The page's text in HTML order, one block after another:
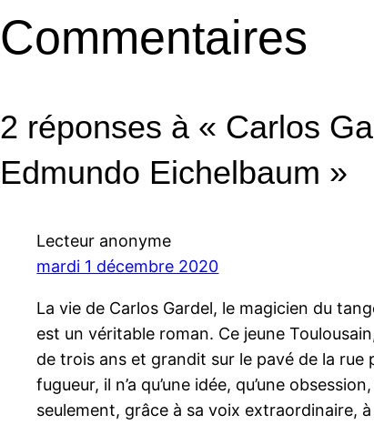
Commentaires
2 réponses à « Carlos
Edmundo Eichelbaum »
Lecteur anonyme
mardi 1 décembre 2020
La vie de Carlos Gardel, le magicien du
est un véritable roman. Ce jeune
de trois ans et grandit sur le pavé de la
fugueur, il n’a qu’une idée, qu’une
seulement, grâce à sa voix extraordinaire,